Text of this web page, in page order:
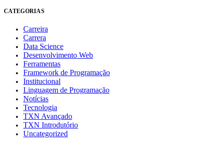
CATEGORIAS
Carreira
Carrera
Data Science
Desenvolvimento Web
Ferramentas
Framework de Programação
Institucional
Linguagem de Programação
Notícias
Tecnologia
TXN Avançado
TXN Introdutório
Uncategorized